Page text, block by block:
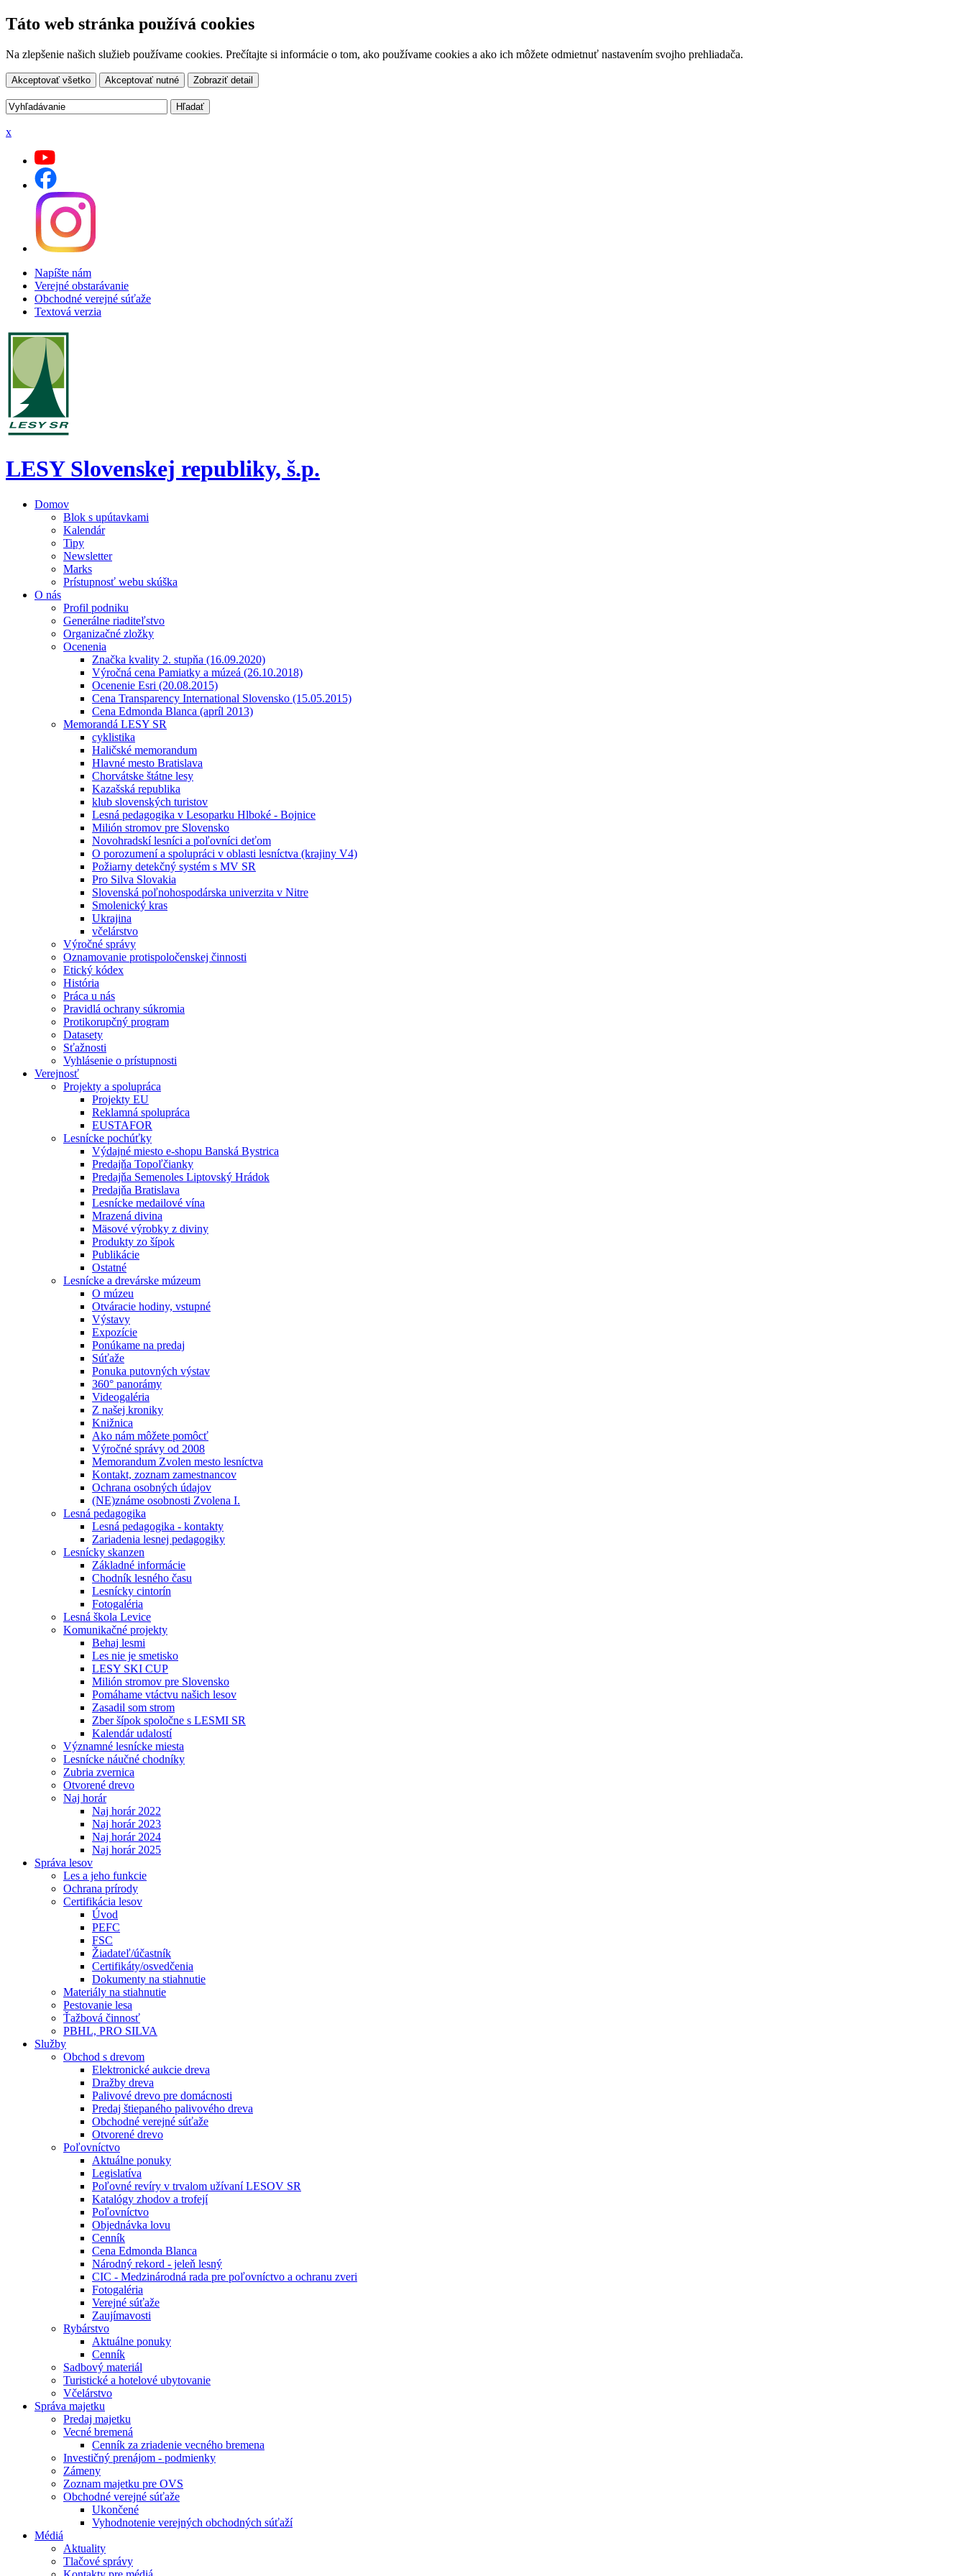
Táto web stránka používá cookies
Na zlepšenie našich služieb používame cookies. Prečítajte si informácie o tom, ako používame cookies a ako ich môžete odmietnuť nastavením svojho prehliadača.
Akceptovať všetko Akceptovať nutné Zobraziť detail
x
Napíšte nám
Verejné obstarávanie
Obchodné verejné súťaže
Textová verzia
LESY Slovenskej republiky, š.p.
Domov
Blok s upútavkami
Kalendár
Tipy
Newsletter
Marks
Prístupnosť webu skúška
O nás
Profil podniku
Generálne riaditeľstvo
Organizačné zložky
Ocenenia
Značka kvality 2. stupňa (16.09.2020)
Výročná cena Pamiatky a múzeá (26.10.2018)
Ocenenie Esri (20.08.2015)
Cena Transparency International Slovensko (15.05.2015)
Cena Edmonda Blanca (apríl 2013)
Memorandá LESY SR
cyklistika
Haličské memorandum
Hlavné mesto Bratislava
Chorvátske štátne lesy
Kazašská republika
klub slovenských turistov
Lesná pedagogika v Lesoparku Hlboké - Bojnice
Milión stromov pre Slovensko
Novohradskí lesníci a poľovníci deťom
O porozumení a spolupráci v oblasti lesníctva (krajiny V4)
Požiarny detekčný systém s MV SR
Pro Silva Slovakia
Slovenská poľnohospodárska univerzita v Nitre
Smolenický kras
Ukrajina
včelárstvo
Výročné správy
Oznamovanie protispoločenskej činnosti
Etický kódex
História
Práca u nás
Pravidlá ochrany súkromia
Protikorupčný program
Datasety
Sťažnosti
Vyhlásenie o prístupnosti
Verejnosť
Projekty a spolupráca
Projekty EU
Reklamná spolupráca
EUSTAFOR
Lesnícke pochúťky
Výdajné miesto e-shopu Banská Bystrica
Predajňa Topoľčianky
Predajňa Semenoles Liptovský Hrádok
Predajňa Bratislava
Lesnícke medailové vína
Mrazená divina
Mäsové výrobky z diviny
Produkty zo šípok
Publikácie
Ostatné
Lesnícke a drevárske múzeum
O múzeu
Otváracie hodiny, vstupné
Výstavy
Expozície
Ponúkame na predaj
Súťaže
Ponuka putovných výstav
360° panorámy
Videogaléria
Z našej kroniky
Knižnica
Ako nám môžete pomôcť
Výročné správy od 2008
Memorandum Zvolen mesto lesníctva
Kontakt, zoznam zamestnancov
Ochrana osobných údajov
(NE)známe osobnosti Zvolena I.
Lesná pedagogika
Lesná pedagogika - kontakty
Zariadenia lesnej pedagogiky
Lesnícky skanzen
Základné informácie
Chodník lesného času
Lesnícky cintorín
Fotogaléria
Lesná škola Levice
Komunikačné projekty
Behaj lesmi
Les nie je smetisko
LESY SKI CUP
Milión stromov pre Slovensko
Pomáhame vtáctvu našich lesov
Zasadil som strom
Zber šípok spoločne s LESMI SR
Kalendár udalostí
Významné lesnícke miesta
Lesnícke náučné chodníky
Zubria zvernica
Otvorené drevo
Naj horár
Naj horár 2022
Naj horár 2023
Naj horár 2024
Naj horár 2025
Správa lesov
Les a jeho funkcie
Ochrana prírody
Certifikácia lesov
Úvod
PEFC
FSC
Žiadateľ/účastník
Certifikáty/osvedčenia
Dokumenty na stiahnutie
Materiály na stiahnutie
Pestovanie lesa
Ťažbová činnosť
PBHL, PRO SILVA
Služby
Obchod s drevom
Elektronické aukcie dreva
Dražby dreva
Palivové drevo pre domácnosti
Predaj štiepaného palivového dreva
Obchodné verejné súťaže
Otvorené drevo
Poľovníctvo
Aktuálne ponuky
Legislatíva
Poľovné revíry v trvalom užívaní LESOV SR
Katalógy zhodov a trofejí
Poľovníctvo
Objednávka lovu
Cenník
Cena Edmonda Blanca
Národný rekord - jeleň lesný
CIC - Medzinárodná rada pre poľovníctvo a ochranu zveri
Fotogaléria
Verejné súťaže
Zaujímavosti
Rybárstvo
Aktuálne ponuky
Cenník
Sadbový materiál
Turistické a hotelové ubytovanie
Včelárstvo
Správa majetku
Predaj majetku
Vecné bremená
Cenník za zriadenie vecného bremena
Investičný prenájom - podmienky
Zámeny
Zoznam majetku pre OVS
Obchodné verejné súťaže
Ukončené
Vyhodnotenie verejných obchodných súťaží
Médiá
Aktuality
Tlačové správy